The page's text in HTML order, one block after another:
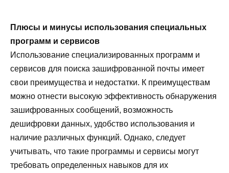
Плюсы и минусы использования специальных
программ и сервисов
Использование специализированных программ и
сервисов для поиска зашифрованной почты имеет
свои преимущества и недостатки. К преимуществам
можно отнести высокую эффективность обнаружения
зашифрованных сообщений, возможность
дешифровки данных, удобство использования и
наличие различных функций. Однако, следует
учитывать, что такие программы и сервисы могут
требовать определенных навыков для их